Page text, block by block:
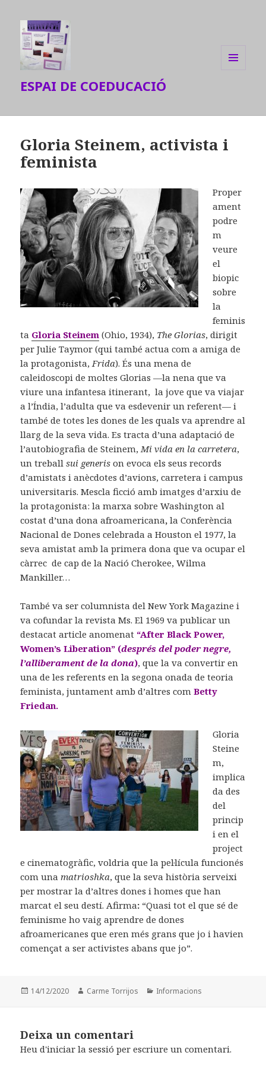
ESPAI DE COEDUCACIÓ
Gloria Steinem, activista i
feminista
Proper
ament
podre
m
veure
el
biopic
sobre
la
feminis
ta Gloria Steinem (Ohio, 1934), The Glorias, dirigit
per Julie Taymor (qui també actua com a amiga de
la protagonista,Frida). És una mena de
caleidoscopi de moltes Glorias —la nena que va
viure una infantesa itinerant, la jove que va viajar
a l’Índia, l’adulta que va esdevenir un referent— i
també de totes les dones de les quals va aprendre al
llarg de la seva vida. Es tracta d’una adaptació de
l’autobiografia de Steinem,Mi vida en la carretera,
un treballsui generis on evoca els seus records
d’amistats i anècdotes d’avions, carretera i campus
universitaris. Mescla ficció amb imatges d’arxiu de
la protagonista: la marxa sobre Washington al
costat d’una dona afroamericana,la Conferència
Nacional de Dones celebrada a Houston el 1977, la
seva amistat amb la primera dona que va ocupar el
càrrec de cap de la Nació Cherokee, Wilma
Mankiller…
També va ser columnista del New York Magazine i
va cofundar la revista Ms. El 1969 va publicar un
destacat article anomenat “After Black Power,
Women’s Liberation” (després del poder negre,
l’alliberament de la dona), que la va convertir en
una de les referents en la segona onada de teoria
feminista, juntament amb d’altres comBetty
Friedan.
Gloria
Steine
m,
implica
da des
del
princip
i en el
project
e cinematogràfic, voldria que la pel·lícula funcionés
com unamatrioshka, que la seva història serveixi
per mostrar la d’altres dones i homes que han
marcat el seu destí. Afirma: “Quasi tot el que sé de
feminisme ho vaig aprendre de dones
afroamericanes que eren més grans que jo i havien
començat a ser activistes abans que jo”.
Posted
14/12/2020 Author
Carme Torrijos Categories
Informacions
Deixa un comentari
Heu d'iniciar la sessió per escriure un comentari.